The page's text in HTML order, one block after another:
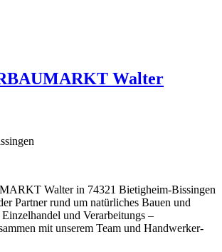
Walter
Walter in 74321 Bietigheim-Bissingen
Partner rund um natürliches Bauen und
und Verarbeitungs –
mit unserem Team und Handwerker-